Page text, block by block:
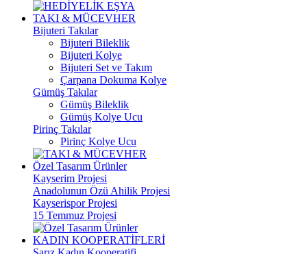
TAKI & MÜCEVHER
Bijuteri Takılar
Bijuteri Bileklik
Bijuteri Kolye
Bijuteri Set ve Takım
Çarpana Dokuma Kolye
Gümüş Takılar
Gümüş Bileklik
Gümüş Kolye Ucu
Pirinç Takılar
Pirinç Kolye Ucu
Özel Tasarım Ürünler
Kayserim Projesi
Anadolunun Özü Ahilik Projesi
Kayserispor Projesi
15 Temmuz Projesi
KADIN KOOPERATİFLERİ